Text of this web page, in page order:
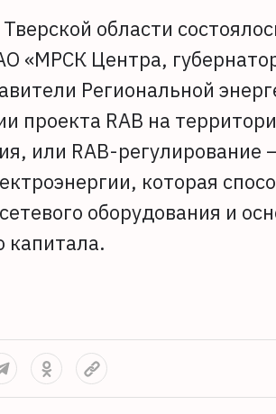
области
«МРСК Центра,
Региональной
проекта RAB на
или RAB-регулирование
которая
оборудования и
капитала.